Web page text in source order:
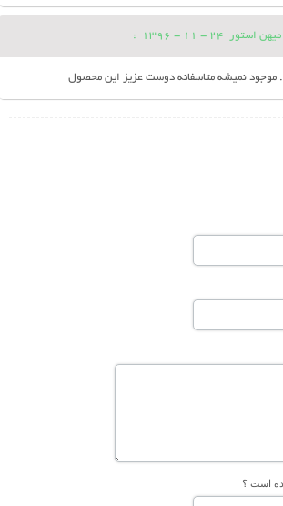
میهن استور 24 - 11 - 1396
:
موجود نمیشه متاسفانه دوست عزیز این محصول
است ؟